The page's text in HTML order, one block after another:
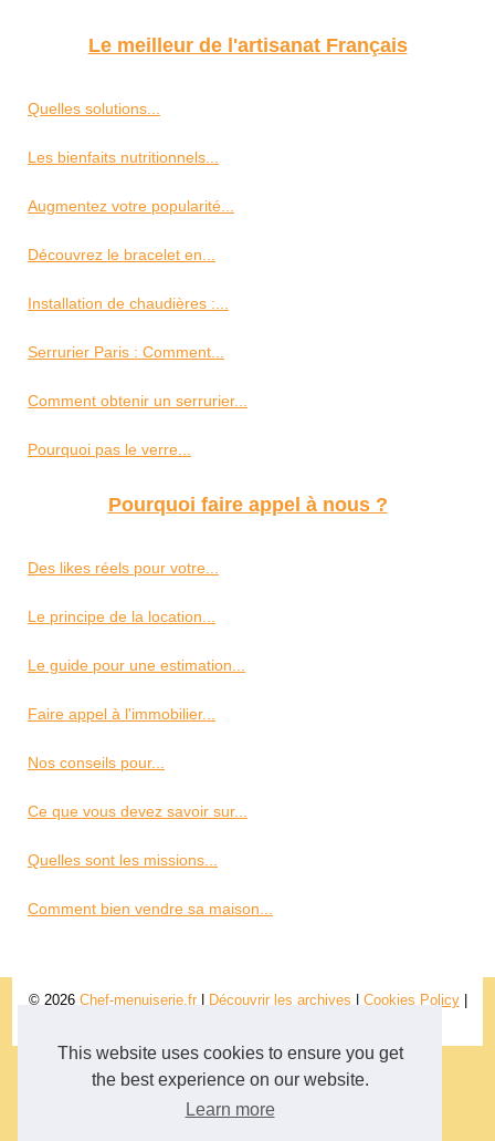
This website uses cookies to ensure you get
the best experience on our website.
Learn more
Le meilleur de l'artisanat Français
Quelles solutions...
Les bienfaits nutritionnels...
Augmentez votre popularité...
Découvrez le bracelet en...
Installation de chaudières :...
Serrurier Paris : Comment...
Comment obtenir un serrurier...
Pourquoi pas le verre...
Pourquoi faire appel à nous ?
Des likes réels pour votre...
Le principe de la location...
Le guide pour une estimation...
Faire appel à l'immobilier...
Nos conseils pour...
Ce que vous devez savoir sur...
Quelles sont les missions...
Comment bien vendre sa maison...
© 2026 Chef-menuiserie.fr| Découvrir les archives Cookies Policy|